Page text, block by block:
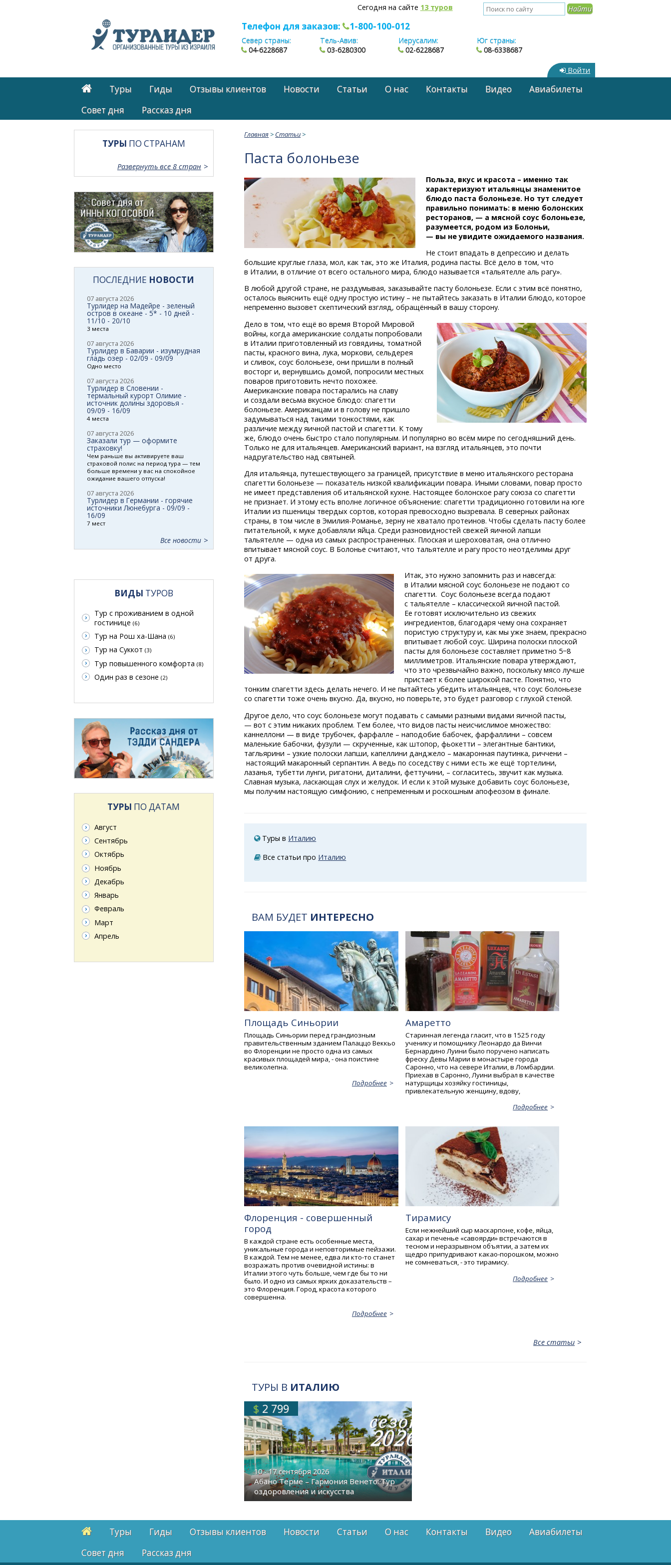
Сегодня на сайте 13 туров
Телефон для заказов: 1-800-100-012
Север страны:
04-6228687
Тель-Авив:
03-6280300
Иерусалим:
02-6228687
Юг страны:
08-6338687
Войти
Туры Гиды Отзывы клиентов Новости Статьи О нас Контакты Видео
Авиабилеты
Cовет дня
Рассказ дня
Главная > Статьи >
Паста болоньезе
Польза, вкус и красота – именно так
характеризуют итальянцы знаменитое
блюдо паста болоньезе. Но тут следует
правильно понимать: в меню болонских
ресторанов, — а мясной соус болоньезе,
разумеется, родом из Болоньи,
— вы не увидите ожидаемого названия.
Не стоит впадать в депрессию и делать
большие круглые глаза, мол, как так, это же Италия, родина пасты. Всё дело в том, что
в Италии, в отличие от всего остального мира, блюдо называется «тальятелле аль рагу».
В любой другой стране, не раздумывая, заказывайте пасту болоньезе. Если с этим всё понятно,
осталось выяснить ещё одну простую истину – не пытайтесь заказать в Италии блюдо, которое
непременно вызовет скептический взгляд, обращённый в вашу сторону.
Дело в том, что ещё во время Второй Мировой
войны, когда американские солдаты попробовали
в Италии приготовленный из говядины, томатной
пасты, красного вина, лука, моркови, сельдерея
и сливок, соус болоньезе, они пришли в полный
восторг и, вернувшись домой, попросили местных
поваров приготовить нечто похожее.
Американские повара постарались на славу
и создали весьма вкусное блюдо: спагетти
болоньезе. Американцам и в голову не пришло
задумываться над такими тонкостями, как
различие между яичной пастой и спагетти. К тому
же, блюдо очень быстро стало популярным. И популярно во всём мире по сегодняшний день.
Только не для итальянцев. Американский вариант, на взгляд итальянцев, это почти
надругательство над святыней.
Для итальянца, путешествующего за границей, присутствие в меню итальянского ресторана
спагетти болоньезе — показатель низкой квалификации повара. Иными словами, повар просто
не имеет представления об итальянской кухне. Настоящее болонское рагу союза со спагетти
не признает. И этому есть вполне логичное объяснение: спагетти традиционно готовили на юге
Италии из пшеницы твердых сортов, которая превосходно вызревала. В северных районах
страны, в том числев Эмилия-Романье, зерну не хватало протеинов. Чтобы сделать пасту более
питательной, к муке добавляли яйца. Среди разновидностей свежей яичной лапши
тальятелле — одна из самых распространенных. Плоская и шероховатая, она отлично
впитывает мясной соус. В Болонье считают, что тальятелле и рагу просто неотделимы друг
от друга.
Итак, это нужно запомнить раз и навсегда:
в Италии мясной соус болоньезе не подают со
спагетти. Соус болоньезе всегда подают
с тальятелле – классической яичной пастой.
Ее готовят исключительно из свежих
ингредиентов, благодаря чему она сохраняет
пористую структуру и, как мы уже знаем, прекрасно
впитывает любой соус. Ширина полоски плоской
пасты для болоньезе составляет приметно 5−8
миллиметров. Итальянские повара утверждают,
что это чрезвычайно важно, поскольку мясо лучше
пристает к более широкой пасте. Понятно, что
тонким спагетти здесь делать нечего. И не пытайтесь убедить итальянцев, что соус болоньезе
со спагетти тоже очень вкусно. Да, вкусно, но поверьте, это будет разговор с глухой стеной.
Другое дело, что соус болоньезе могут подавать с самыми разными видами яичной пасты,
— вот с этим никаких проблем. Тем более, что видов пасты неисчислимое множество:
каннеллони — в виде трубочек, фарфалле – наподобие бабочек, фарфаллини – совсем
маленькие бабочки, фузули — скрученные, как штопор, фьокетти – элегантные бантики,
тагльярини – узкие полоски лапши, капеллини данджело – макаронная паутинка, риччени –
настоящий макаронный серпантин. А ведь по соседству с ними есть же ещё тортелини,
лазанья, тубетти лунги, ригатони, диталини, феттучини, – согласитесь, звучит как музыка.
Славная музыка, ласкающая слух и желудок. И если к этой музыке добавить соус болоньезе,
мы получим настоящую симфонию, с непременным и роскошным апофеозом в финале.
Туры в Италию
Все статьи про Италию
ВАМ БУДЕТ ИНТЕРЕСНО
Площадь Синьории
Площадь Синьории перед грандиозным
правительственным зданием Палаццо Веккьо
во Флоренции не просто одна из самых
красивых площадей мира, - она поистине
великолепна.
Подробнее
Амаретто
Старинная легенда гласит, что в 1525 году
ученику и помощнику Леонардо да Винчи
Бернардино Луини было поручено написать
фреску Девы Марии в монастыре города
Саронно, что на севере Италии, в Ломбардии.
Приехав в Саронно, Луини выбрал в качестве
натурщицы хозяйку гостиницы,
привлекательную женщину, вдову,
Подробнее
Флоренция - совершенный
город
В каждой стране есть особенные места,
уникальные города и неповторимые пейзажи.
В каждой. Тем не менее, едва ли кто-то станет
возражать против очевидной истины: в
Италии этого чуть больше, чем где бы то ни
было. И одно из самых ярких доказательств –
это Флоренция. Город, красота которого
совершенна.
Подробнее
Тирамису
Если нежнейший сыр маскарпоне, кофе, яйца,
сахар и печенье «савоярди» встречаются в
тесном и неразрывном объятии, а затем их
щедро припудривают какао-порошком, можно
не сомневаться, - это тирамису.
Подробнее
Все статьи
ТУРЫ В ИТАЛИЮ
$ 2 799
10 - 17 сентября 2026
Абано Терме – Гармония Венето: Тур
оздоровления и искусства
ТУРЫ ПО СТРАНАМ
Развернуть все 8 стран
ПОСЛЕДНИЕ НОВОСТИ
07 августа 2026
Турлидер на Мадейре - зеленый
остров в океане - 5* - 10 дней -
11/10 - 20/10
3 места
07 августа 2026
Турлидер в Баварии - изумрудная
гладь озер - 02/09 - 09/09
Одно место
07 августа 2026
Турлидер в Словении -
термальный курорт Олимие -
источник долины здоровья -
09/09 - 16/09
4 места
07 августа 2026
Заказали тур — оформите
страховку!
Чем раньше вы активируете ваш
страховой полис на период тура — тем
больше времени у вас на спокойное
ожидание вашего отпуска!
07 августа 2026
Турлидер в Германии - горячие
источники Люнебурга - 09/09 -
16/09
7 мест
Все новости
ВИДЫ ТУРОВ
Тур с проживанием в одной
гостинице (6)
Тур на Рош ха-Шана (6)
Тур на Суккот (3)
Тур повышенного комфорта (8)
Один раз в сезоне (2)
ТУРЫ ПО ДАТАМ
Август
Сентябрь
Октябрь
Ноябрь
Декабрь
Январь
Февраль
Март
Апрель
Туры Гиды Отзывы клиентов Новости Статьи О нас Контакты Видео
Авиабилеты
Cовет дня
Рассказ дня